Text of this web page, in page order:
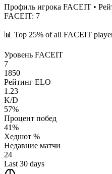
Профиль игрока FACEIT •
FACEIT: 7
📊 Top 25% of all FACEIT
Уровень FACEIT
7
1850
Рейтинг ELO
1.23
K/D
57%
Процент побед
41%
Хедшот %
Недавние матчи
24
Last 30 days